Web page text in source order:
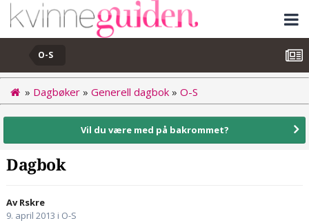
O-S
» Dagbøker » Generell dagbok » O-S
Vil du være med på bakrommet?
Dagbok
Av Rskre
9. april 2013 i O-S